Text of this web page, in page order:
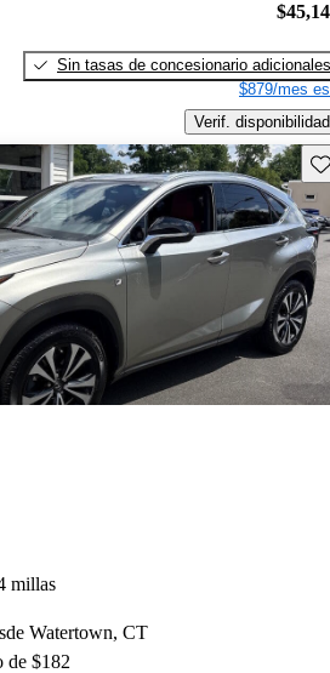
Sin tasas de concesionario adicionales
$879/mes
Verif. disponibilidad
millas
Watertown, CT
de $182